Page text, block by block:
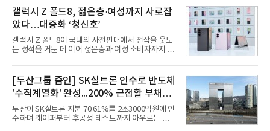
갤럭시 Z 폴드8, 젊은층·여성까지 사로잡
았다…대중화 ‘청신호’
갤럭시 Z 폴드8이 국내외 사전판매에서 전작을 웃도
는 성적을 거둔 데 이어 젊은층과 여성 소비자까지 빠
산성을 앞세운 기존 폴드의 소비자층에서 벗어나 디
자인과 휴대성을 강화하면서 폴더블폰의 대중화를 본
격화하고 있다는 분석이 나온다.10일 카운터포인트
리서치에 따르면 갤럭시 Z8 시리즈의 글로벌 사전판
매량은 전작 대비 30% 이상 증가했다. 국내 사전판매
량은 전작 대비 39% 늘었고 유럽에서도 20% 이상
증가했다. 미국에서도 역대 폴드 시리즈 가운데 가장
[두산그룹 줌인] SK실트론 인수로 반도체
'수직계열화' 완성...200% 근접할 부채비
율 부담
두산이 SK실트론 지분 70.61%를 2조3000억원에 인
수하며 웨이퍼부터 후공정 테스트까지 아우르는 반도